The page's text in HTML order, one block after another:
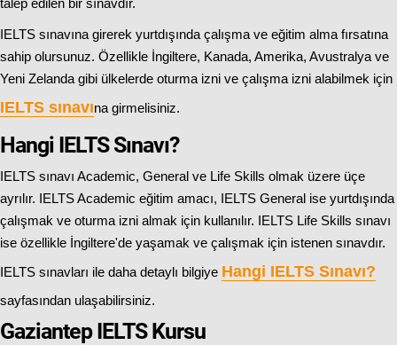
talep edilen bir sınavdır.
IELTS sınavına girerek yurtdışında çalışma ve eğitim alma fırsatına
sahip olursunuz. Özellikle İngiltere, Kanada, Amerika, Avustralya ve
Yeni Zelanda gibi ülkelerde oturma izni ve çalışma izni alabilmek için
IELTS sınavına girmelisiniz.
Hangi IELTS Sınavı?
IELTS sınavı Academic, General ve Life Skills olmak üzere üçe
ayrılır. IELTS Academic eğitim amacı, IELTS General ise yurtdışında
çalışmak ve oturma izni almak için kullanılır. IELTS Life Skills sınavı
ise özellikle İngiltere'de yaşamak ve çalışmak için istenen sınavdır.
IELTS sınavları ile daha detaylı bilgiye Hangi IELTS Sınavı?
sayfasından ulaşabilirsiniz.
Gaziantep IELTS Kursu